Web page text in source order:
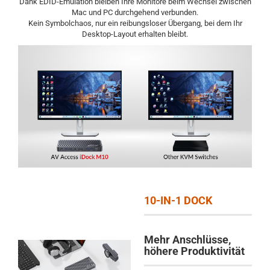
Mac und PC durchgehend verbunden.
Kein Symbolchaos, nur ein reibungsloser Übergang, bei dem Ihr
Desktop-Layout erhalten bleibt.
10-IN-1 DOCK
Mehr Anschlüsse,
höhere Produktivität